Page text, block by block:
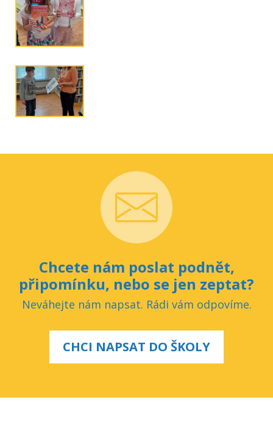
Chcete nám poslat podnět,
připomínku, nebo se jen zeptat?
Neváhejte nám napsat. Rádi vám odpovíme.
CHCI NAPSAT DO ŠKOLY